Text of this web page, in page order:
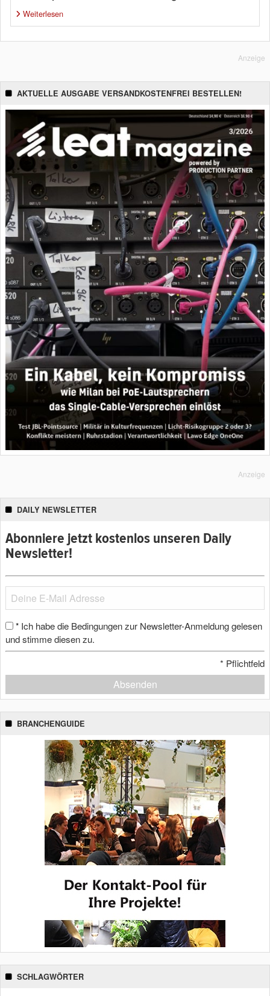
Weiterlesen
Anzeige
AKTUELLE AUSGABE VERSANDKOSTENFREI BESTELLEN!
Anzeige
DAILY NEWSLETTER
Abonniere jetzt kostenlos unseren Daily
Newsletter!
* Ich habe die Bedingungen zur Newsletter-Anmeldung gelesen
und stimme diesen zu.
* Pflichtfeld
Absenden
BRANCHENGUIDE
SCHLAGWÖRTER